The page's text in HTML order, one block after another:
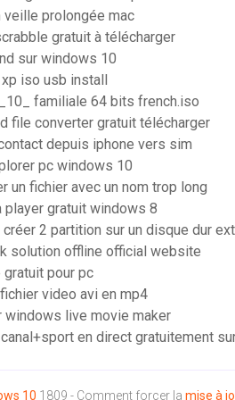
veille prolongée mac
gratuit à télécharger
sur windows 10
iso usb install
familiale 64 bits french.iso
file converter gratuit télécharger
depuis iphone vers sim
pc windows 10
un fichier avec un nom trop long
player gratuit windows 8
créer 2 partition sur un disque dur
solution offline official website
gratuit pour pc
video avi en mp4
windows live movie maker
en direct gratuitement
10 1809 - Comment forcer lamise à